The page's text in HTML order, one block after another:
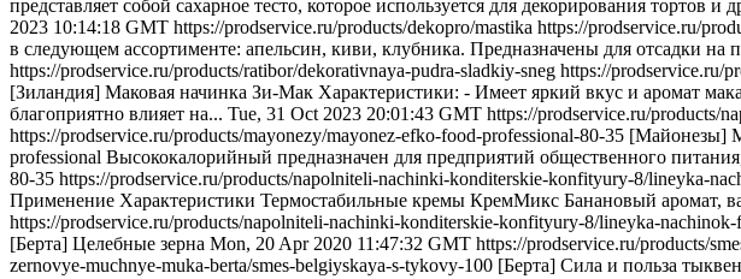
представляет собой сахарное тесто, которое используется для декорирования
2023 10:14:18 GMT https://prodservice.ru/products/dekopro/mastika https://prodservice.ru/
в следующем ассортименте: апельсин, киви, клубника. Предназначены для отсадки
https://prodservice.ru/products/ratibor/dekorativnaya-pudra-sladkiy-sneg https://prodservice.ru/
[Зиландия] Маковая начинка Зи-Мак Характеристики: - Имеет яркий вкус и аромат
благоприятно влияет на... Tue, 31 Oct 2023 20:01:43 GMT https://prodservice.ru/products/
https://prodservice.ru/products/mayonezy/mayonez-efko-food-professional-80-35 [Майонезы]
professional Высококалорийный предназначен для предприятий общественного
80-35 https://prodservice.ru/products/napolniteli-nachinki-konditerskie-konfityury-8/lineyka-
Применение Характеристики Термостабильные кремы КремМикс Банановый аромат,
https://prodservice.ru/products/napolniteli-nachinki-konditerskie-konfityury-8/lineyka-nachinok-
[Берта] Целебные зерна Mon, 20 Apr 2020 11:47:32 GMT https://prodservice.ru/products/
zernovye-muchnye-muka-berta/smes-belgiyskaya-s-tykovy-100 [Берта] Сила и польза